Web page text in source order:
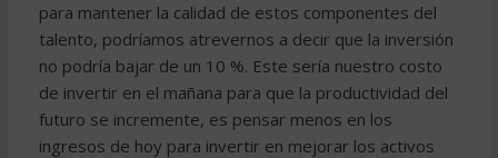
para mantener la calidad de estos componentes del
talento, podríamos atrevernos a decir que la inversión
no podría bajar de un 10 %. Este sería nuestro costo
de invertir en el mañana para que la productividad del
futuro se incremente, es pensar menos en los
ingresos de hoy para invertir en mejorar los activos